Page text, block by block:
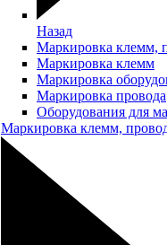
Назад
Маркировка клемм,
Маркировка клемм
Маркировка
Маркировка провода
Оборудования для
Маркировка клемм,